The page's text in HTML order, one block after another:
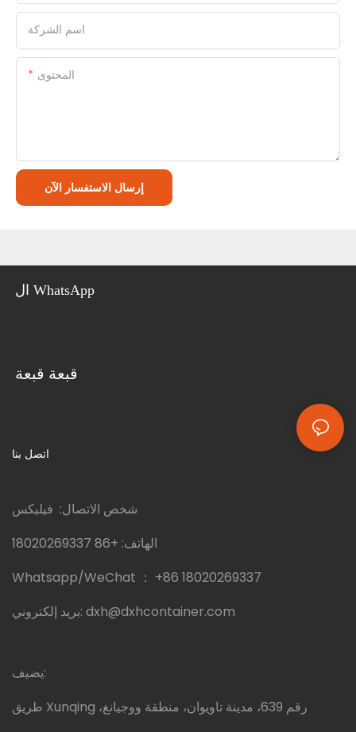
اسم الشركة
المحتوى
إرسال الاستفسار الآن
ال WhatsApp
قبعة قبعة
اتصل بنا
شخص الاتصال: فيليكس
الهاتف: +86 18020269337
Whatsapp/WeChat ： +86 18020269337
بريد إلكتروني: dxh@dxhcontainer.com
يضيف:
طريق Xunqing رقم 639، مدينة تاويوان، منطقة ووجيانغ،